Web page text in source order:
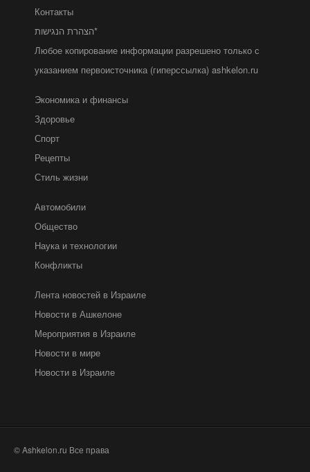
Контакты
הצהרת הנגישות*
Любое копирование информации разрешено только с
указанием первоисточника (гиперссылка) ashkelon.ru
Экономика и финансы
Здоровье
Спорт
Рецепты
Стиль жизни
Автомобили
Общество
Наука и технологии
Конфликты
Лента новостей в Израиле
Новости в Ашкелоне
Мероприятия в Израиле
Новости в мире
Новости в Израиле
© Ashkelon.ru Все права